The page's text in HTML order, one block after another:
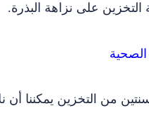
على نزاهة البذرة.
التخزين يمكننا أن نلاحظ